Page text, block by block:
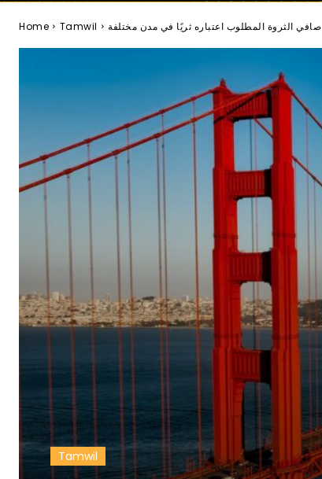
Home Tamwil صافي الثروة المطلوب اعتباره ثريًا في مدن مختلفة
Tamwil